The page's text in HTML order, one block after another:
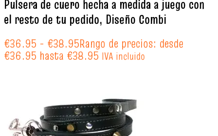
Pulsera de cuero hecha a medida a juego con
el resto de tu pedido, Diseño Combi
€36.95 - €38.95Rango de precios: desde
€36.95 hasta €38.95 IVA incluido